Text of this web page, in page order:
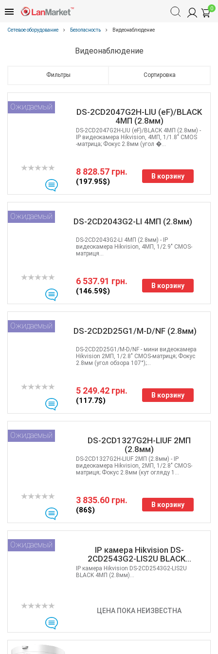
0
Сетевое оборудование Безопасность Видеонаблюдение
Видеонаблюдение
Фильтры Сортировка
DS-2CD2047G2H-LIU (eF)/BLACK
4МП (2.8мм)
Ожидаемый
8 828.57 грн.
(197.95$)
В корзину
DS-2CD2047G2H-LIU (eF)/BLACK 4МП (2.8мм) -
IP видеокамера Hikvision, 4МП, 1/1.8" CMOS
-матрица; Фокус 2.8мм (угол �...
DS-2CD2043G2-LI 4МП (2.8мм)
Ожидаемый
6 537.91 грн.
(146.59$)
В корзину
DS-2CD2043G2-LI 4МП (2.8мм) - IP
видеокамера Hikvision, 4МП, 1/2.9" CMOS-
матриця...
DS-2CD2D25G1/M-D/NF (2.8мм)
Ожидаемый
5 249.42 грн.
(117.7$)
В корзину
DS-2CD2D25G1/M-D/NF - мини видеокамера
Hikvision 2МП, 1/2.8" CMOS-матриця; Фокус
2.8мм (угол обзора 107°);...
DS-2CD1327G2H-LIUF 2МП
(2.8мм)
Ожидаемый
3 835.60 грн.
(86$)
В корзину
DS-2CD1327G2H-LIUF 2МП (2.8мм) - IP
видеокамера Hikvision, 2МП, 1/2.8" CMOS-
матриця; Фокус 2.8мм (кут огляду 1...
IP камера Hikvision DS-
2CD2543G2-LIS2U BLACK...
Ожидаемый
ЦЕНА ПОКА НЕИЗВЕСТНА
IP камера Hikvision DS-2CD2543G2-LIS2U
BLACK 4МП (2.8мм)...